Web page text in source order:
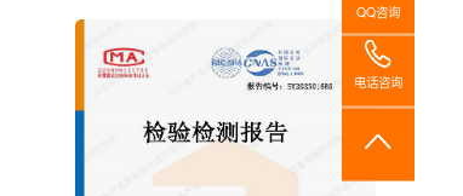
QQ咨询
电话咨询